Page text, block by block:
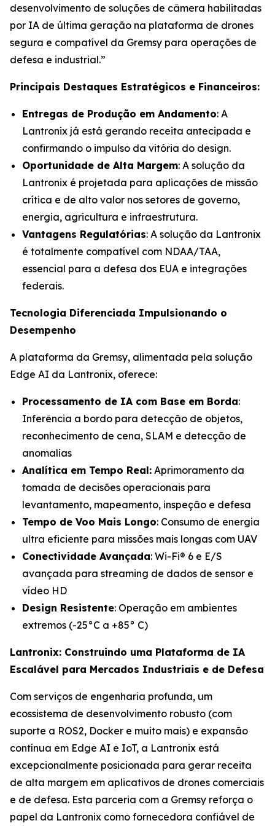
desenvolvimento de soluções de câmera habilitadas
por IA de última geração na plataforma de drones
segura e compatível da Gremsy para operações de
defesa e industrial.”
Principais Destaques Estratégicos e Financeiros:
Entregas de Produção em Andamento: A
Lantronix já está gerando receita antecipada e
confirmando o impulso da vitória do design.
Oportunidade de Alta Margem: A solução da
Lantronix é projetada para aplicações de missão
crítica e de alto valor nos setores de governo,
energia, agricultura e infraestrutura.
Vantagens Regulatórias: A solução da Lantronix
é totalmente compatível com NDAA/TAA,
essencial para a defesa dos EUA e integrações
federais.
Tecnologia Diferenciada Impulsionando o
Desempenho
A plataforma da Gremsy, alimentada pela solução
Edge AI da Lantronix, oferece:
Processamento de IA com Base em Borda:
Inferência a bordo para detecção de objetos,
reconhecimento de cena, SLAM e detecção de
anomalias
Analítica em Tempo Real: Aprimoramento da
tomada de decisões operacionais para
levantamento, mapeamento, inspeção e defesa
Tempo de Voo Mais Longo: Consumo de energia
ultra eficiente para missões mais longas com UAV
Conectividade Avançada: Wi-Fi® 6 e E/S
avançada para streaming de dados de sensor e
vídeo HD
Design Resistente: Operação em ambientes
extremos (-25°C a +85° C)
Lantronix: Construindo uma Plataforma de IA
Escalável para Mercados Industriais e de Defesa
Com serviços de engenharia profunda, um
ecossistema de desenvolvimento robusto (com
suporte a ROS2, Docker e muito mais) e expansão
contínua em Edge AI e IoT, a Lantronix está
excepcionalmente posicionada para gerar receita
de alta margem em aplicativos de drones comerciais
e de defesa. Esta parceria com a Gremsy reforça o
papel da Lantronix como fornecedora confiável de